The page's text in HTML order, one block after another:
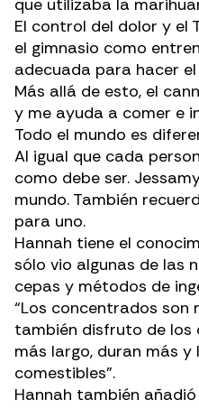
que utilizaba la
El control del dolor y el
el gimnasio como
adecuada para hacer
Más allá de esto, el
y me ayuda a comer e
Todo el mundo es
Al igual que cada
como debe ser.
mundo. También
para uno.
Hannah tiene el
sólo vio algunas de las
cepas y métodos de
“Los concentrados
también disfruto de los
más largo, duran más
comestibles”.
Hannah también